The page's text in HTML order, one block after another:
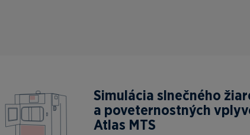
Simulácia slnečného
a poveternostných
Atlas MTS